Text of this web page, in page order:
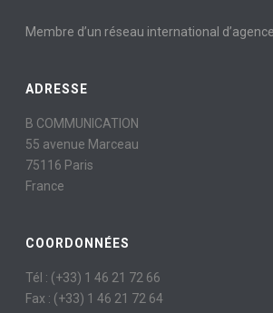
Membre d’un réseau international
ADRESSE
B COMMUNICATION
55 avenue Marceau
75116 Paris
France
COORDONNÉES
Tél : (+33) 1 46 21 72 66
Fax : (+33) 1 46 21 72 64